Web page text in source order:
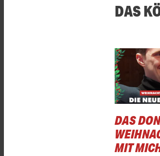
DAS
DAS
MIT